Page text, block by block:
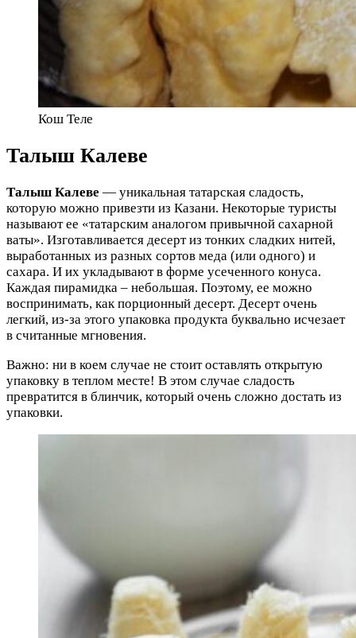
Кош Теле
Талыш Калеве
Талыш Калеве — уникальная татарская сладость,
которую можно привезти из Казани. Некоторые туристы
называют ее «татарским аналогом привычной сахарной
ваты». Изготавливается десерт из тонких сладких нитей,
выработанных из разных сортов меда (или одного) и
сахара. И их укладывают в форме усеченного конуса.
Каждая пирамидка – небольшая. Поэтому, ее можно
воспринимать, как порционный десерт. Десерт очень
легкий, из-за этого упаковка продукта буквально исчезает
в считанные мгновения.
Важно: ни в коем случае не стоит оставлять открытую
упаковку в теплом месте! В этом случае сладость
превратится в блинчик, который очень сложно достать из
упаковки.